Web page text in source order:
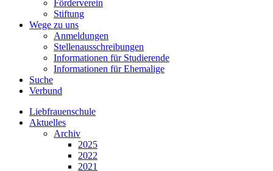
Förderverein
Stiftung
Wege zu uns
Anmeldungen
Stellenausschreibungen
Informationen für Studierende
Informationen für Ehemalige
Suche
Verbund
Liebfrauenschule
Aktuelles
Archiv
2025
2022
2021